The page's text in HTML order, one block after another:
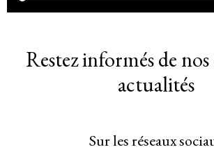
Restez informés de
actualités
Sur les réseaux